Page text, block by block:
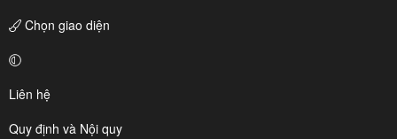
Chọn giao diện
Liên hệ
Quy định và Nội quy